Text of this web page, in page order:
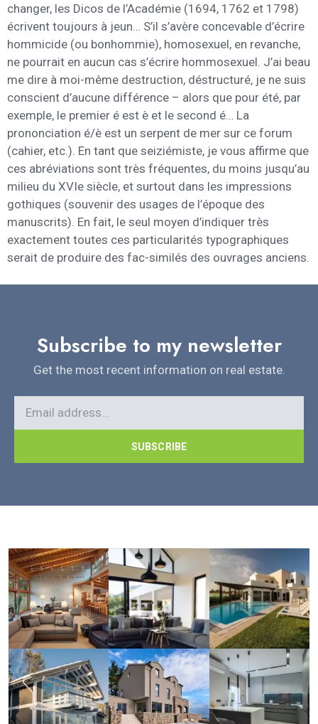
changer, les Dicos de l’Académie (1694, 1762 et 1798)
écrivent toujours à jeun… S’il s’avère concevable d’écrire
hommicide (ou bonhommie), homosexuel, en revanche,
ne pourrait en aucun cas s’écrire hommosexuel. J’ai beau
me dire à moi-même destruction, déstructuré, je ne suis
conscient d’aucune différence – alors que pour été, par
exemple, le premier é est è et le second é… La
prononciation é/è est un serpent de mer sur ce forum
(cahier, etc.). En tant que seiziémiste, je vous affirme que
ces abréviations sont très fréquentes, du moins jusqu’au
milieu du XVIe siècle, et surtout dans les impressions
gothiques (souvenir des usages de l’époque des
manuscrits). En fait, le seul moyen d’indiquer très
exactement toutes ces particularités typographiques
serait de produire des fac-similés des ouvrages anciens.
Subscribe to my newsletter
Get the most recent information on real estate.
SUBSCRIBE